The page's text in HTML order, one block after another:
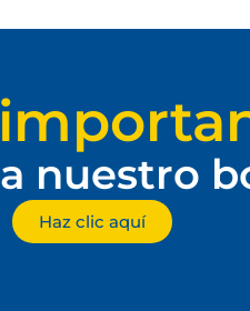
nuestro
Haz clic aquí